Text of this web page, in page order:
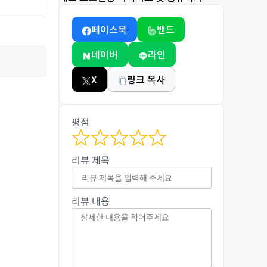
페이스북
밴드
네이버
라인
X
링크 복사
평점
리뷰 제목
리뷰 내용